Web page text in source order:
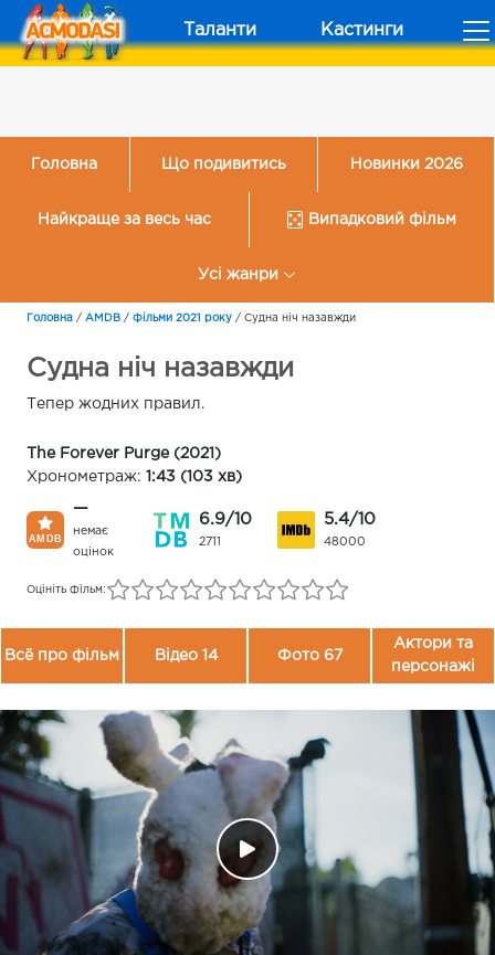
Таланти Кастинги
Головна Що подивитись Новинки 2026
Найкраще за весь час Випадковий фільм
Усі жанри
Головна / AMDB / Фільми 2021 року / Судна ніч назавжди
Судна ніч назавжди
Тепер жодних правил.
The Forever Purge (2021)
Хронометраж: 1:43 (103 хв)
—
немає
оцінок
6.9/10
2711
5.4/10
48000
Оцініть фільм:
Всё про фільм Відео 14 Фото 67
Актори та
персонажі